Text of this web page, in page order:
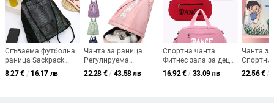
Сгъваема футболна
раница Sackpack
Gym Bag
Многофункционална
8.27€ / 16.17 лв
Чанта за раница
Регулируема
презрамка за рамо
Спортна чанта с
22.28 € / 43.58 лв
Спортна чанта
Фитнес зала за деца
Уикенд Момиче
Найлонова
16.92€ / 33.09 лв
Чанта
Спортни
за
22.56€ /